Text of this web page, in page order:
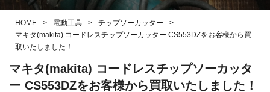
HOME > 電動工具 > チップソーカッター
>
マキタ(makita) コードレスチップソーカッター CS553DZをお客様から買
取いたしました！
マキタ(makita) コードレスチップソーカッタ
ー CS553DZをお客様から買取いたしました！